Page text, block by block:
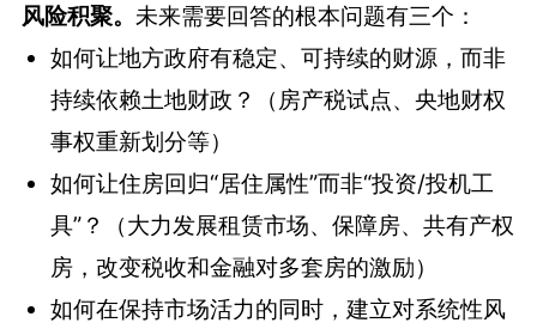
风险积聚。 未来需要回答的根本问题有三个：
如何让地方政府有稳定、可持续的财源，而非
持续依赖土地财政？（房产税试点、央地财权
事权重新划分等）
如何让住房回归“居住属性”而非“投资/投机工
具”？（大力发展租赁市场、保障房、共有产权
房，改变税收和金融对多套房的激励）
如何在保持市场活力的同时，建立对系统性风